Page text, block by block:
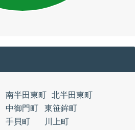
南半田東町 北半田東町
中御門町
東笹鉾町
手貝町
川上町